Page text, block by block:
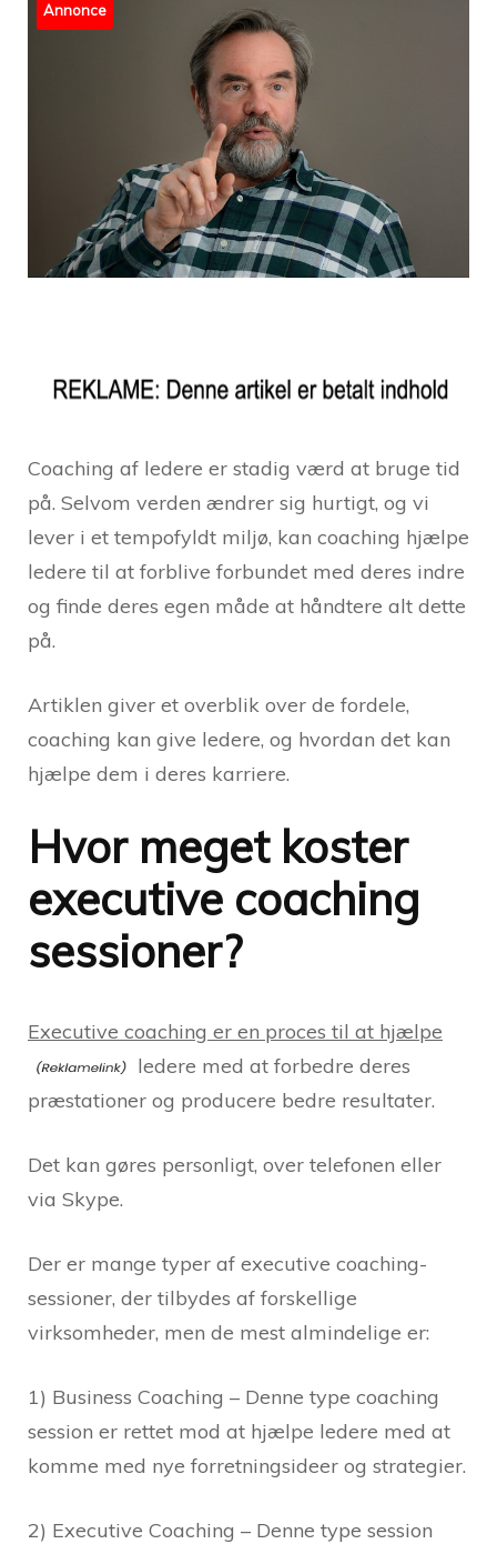
Annonce
Coaching af ledere er stadig værd at bruge tid
på. Selvom verden ændrer sig hurtigt, og vi
lever i et tempofyldt miljø, kan coaching hjælpe
ledere til at forblive forbundet med deres indre
og finde deres egen måde at håndtere alt dette
på.
Artiklen giver et overblik over de fordele,
coaching kan give ledere, og hvordan det kan
hjælpe dem i deres karriere.
Hvor meget koster
executive coaching
sessioner?
Executive coaching er en proces til at hjælpe
ledere med at forbedre deres
præstationer og producere bedre resultater.
Det kan gøres personligt, over telefonen eller
via Skype.
Der er mange typer af executive coaching-
sessioner, der tilbydes af forskellige
virksomheder, men de mest almindelige er:
1) Business Coaching – Denne type coaching
session er rettet mod at hjælpe ledere med at
komme med nye forretningsideer og strategier.
2) Executive Coaching – Denne type session